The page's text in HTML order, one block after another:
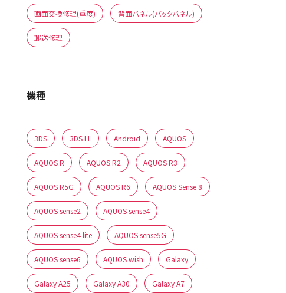
画面交換修理(重度) 背面パネル(バックパネル)
郵送修理
機種
3DS 3DS LL Android AQUOS
AQUOS R AQUOS R2 AQUOS R3
AQUOS R5G AQUOS R6 AQUOS Sense 8
AQUOS sense2 AQUOS sense4
AQUOS sense4 lite AQUOS sense5G
AQUOS sense6 AQUOS wish Galaxy
Galaxy A25 Galaxy A30 Galaxy A7